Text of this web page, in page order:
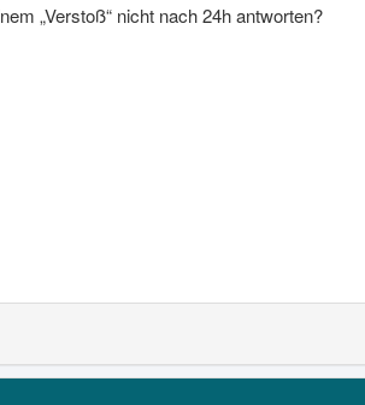
„Verstoß“ nicht nach 24h antworten?